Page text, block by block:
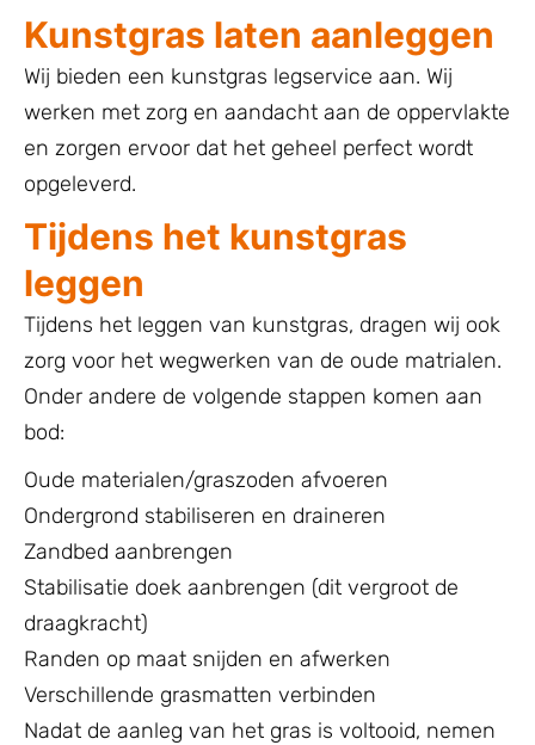
Kunstgras laten aanleggen
Wij bieden een kunstgras legservice aan. Wij
werken met zorg en aandacht aan de oppervlakte
en zorgen ervoor dat het geheel perfect wordt
opgeleverd.
Tijdens het kunstgras
leggen
Tijdens het leggen van kunstgras, dragen wij ook
zorg voor het wegwerken van de oude matrialen.
Onder andere de volgende stappen komen aan
bod:
Oude materialen/graszoden afvoeren
Ondergrond stabiliseren en draineren
Zandbed aanbrengen
Stabilisatie doek aanbrengen (dit vergroot de
draagkracht)
Randen op maat snijden en afwerken
Verschillende grasmatten verbinden
Nadat de aanleg van het gras is voltooid, nemen